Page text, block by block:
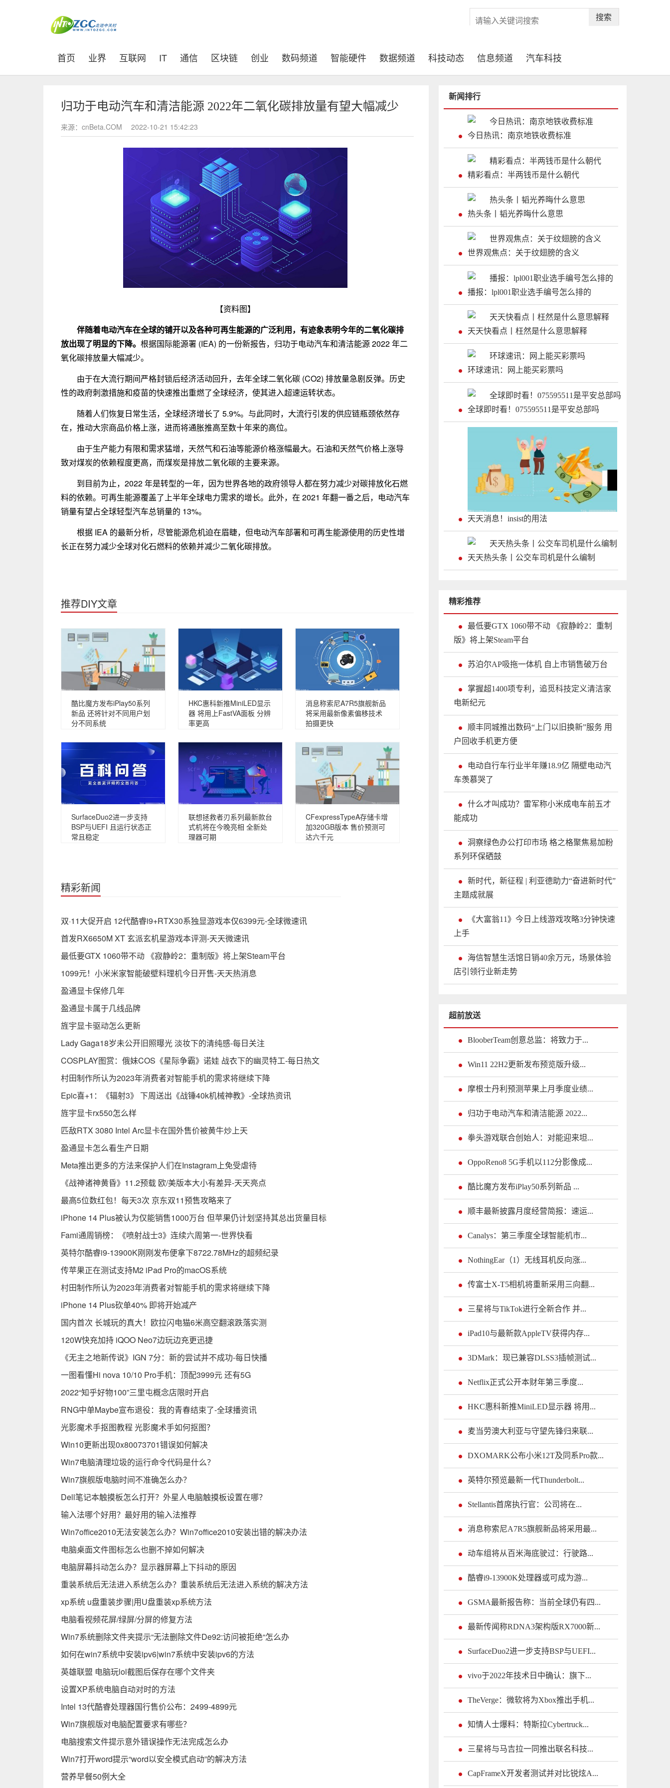
搜索
首页 (current)
业界 互联网 IT 通信 区块链 创业 数码频道 智能硬件 数据频道 科技动态 信息频道 汽车科技
归功于电动汽车和清洁能源 2022年二氧化碳排放量有望大幅减少
来源：cnBeta.COM 2022-10-21 15:42:23
【资料图】
伴随着电动汽车在全球的铺开以及各种可再生能源的广泛利用，有迹象表明今年的二氧化碳排
放出现了明显的下降。 根据国际能源署 (IEA) 的一份新报告，归功于电动汽车和清洁能源 2022 年二
氧化碳排放量大幅减少。
由于在大流行期间严格封锁后经济活动回升，去年全球二氧化碳 (CO2) 排放量急剧反弹。历史
性的政府刺激措施和疫苗的快速推出重燃了全球经济，使其进入超速运转状态。
随着人们恢复日常生活，全球经济增长了 5.9%。与此同时，大流行引发的供应链瓶颈依然存
在，推动大宗商品价格上涨，进而将通胀推高至数十年来的高位。
由于生产能力有限和需求猛增，天然气和石油等能源价格涨幅最大。石油和天然气价格上涨导
致对煤炭的依赖程度更高，而煤炭是排放二氧化碳的主要来源。
到目前为止，2022 年是转型的一年，因为世界各地的政府领导人都在努力减少对碳排放化石燃
料的依赖。可再生能源覆盖了上半年全球电力需求的增长。此外，在 2021 年翻一番之后，电动汽车
销量有望占全球轻型汽车总销量的 13%。
根据 IEA 的最新分析，尽管能源危机迫在眉睫，但电动汽车部署和可再生能源使用的历史性增
长正在努力减少全球对化石燃料的依赖并减少二氧化碳排放。
推荐DIY文章
酷比魔方发布iPlay50系列
新品 还将针对不同用户划
分不同系统
HKC惠科新推MiniLED显示
器 将用上FastVA面板 分辨
率更高
消息称索尼A7R5旗舰新品
将采用最新像素偏移技术
拍摄更快
SurfaceDuo2进一步支持
BSP与UEFI 且运行状态正
常且稳定
联想拯救者刃系列最新款台
式机将在今晚亮相 全新处
理器可期
CFexpressTypeA存储卡增
加320GB版本 售价预测可
达六千元
精彩新闻
双·11大促开启 12代酷睿i9+RTX30系独显游戏本仅6399元-全球微速讯
首发RX6650M XT 玄派玄机星游戏本评测-天天微速讯
最低要GTX 1060带不动 《寂静岭2：重制版》将上架Steam平台
1099元！小米米家智能破壁料理机今日开售-天天热消息
盈通显卡保修几年
盈通显卡属于几线品牌
旌宇显卡驱动怎么更新
Lady Gaga18岁未公开旧照曝光 淡妆下的清纯感-每日关注
COSPLAY图赏：俄妹COS《星际争霸》诺娃 战衣下的幽灵特工-每日热文
村田制作所认为2023年消费者对智能手机的需求将继续下降
Epic喜+1：《辐射3》 下周送出《战锤40k机械神教》-全球热资讯
旌宇显卡rx550怎么样
匹敌RTX 3080 Intel Arc显卡在国外售价被黄牛炒上天
盈通显卡怎么看生产日期
Meta推出更多的方法来保护人们在Instagram上免受虐待
《战神诸神黄昏》11.2预载 欧/美版本大小有差异-天天亮点
最高5位数红包！每天3次 京东双11预售攻略来了
iPhone 14 Plus被认为仅能销售1000万台 但苹果仍计划坚持其总出货量目标
Fami通周销榜：《喷射战士3》连续六周第一-世界快看
英特尔酷睿i9-13900K刚刚发布便拿下8722.78MHz的超频纪录
传苹果正在测试支持M2 iPad Pro的macOS系统
村田制作所认为2023年消费者对智能手机的需求将继续下降
iPhone 14 Plus砍单40% 即将开始减产
国内首次 长城玩的真大！欧拉闪电猫6米高空翻滚跌落实测
120W快充加持 iQOO Neo7边玩边充更迅捷
《无主之地新传说》IGN 7分：新的尝试并不成功-每日快播
一图看懂Hi nova 10/10 Pro手机：顶配3999元 还有5G
2022“知乎好物100”三里屯概念店限时开启
RNG中单Maybe宣布退役：我的青春结束了-全球播资讯
光影魔术手抠图教程 光影魔术手如何抠图？
Win10更新出现0x80073701错误如何解决
Win7电脑清理垃圾的运行命令代码是什么？
Win7旗舰版电脑时间不准确怎么办？
Dell笔记本触摸板怎么打开？外星人电脑触摸板设置在哪？
输入法哪个好用？最好用的输入法推荐
Win7office2010无法安装怎么办？Win7office2010安装出错的解决办法
电脑桌面文件图标怎么也删不掉如何解决
电脑屏幕抖动怎么办？显示器屏幕上下抖动的原因
重装系统后无法进入系统怎么办？重装系统后无法进入系统的解决方法
xp系统 u盘重装步骤|用U盘重装xp系统方法
电脑看视频花屏/绿屏/分屏的修复方法
Win7系统删除文件夹提示“无法删除文件De92:访问被拒绝“怎么办
如何在win7系统中安装ipv6|win7系统中安装ipv6的方法
英雄联盟 电脑玩lol截图后保存在哪个文件夹
设置XP系统电脑自动对时的方法
Intel 13代酷睿处理器国行售价公布：2499-4899元
Win7旗舰版对电脑配置要求有哪些？
电脑搜索文件提示意外错误操作无法完成怎么办
Win7打开word提示“word以安全模式启动”的解决方法
营养早餐50例大全
新闻排行
今日热讯：南京地铁收费标准
精彩看点：半两钱币是什么朝代
热头条丨韬光养晦什么意思
世界观焦点：关于纹翅膀的含义
播报：lpl001职业选手编号怎么排的
天天快看点丨枉然是什么意思解释
环球速讯：网上能买彩票吗
全球即时看！075595511是平安总部吗
天天消息！insist的用法
天天热头条丨公交车司机是什么编制
精彩推荐
最低要GTX 1060带不动 《寂静岭2：重制
版》将上架Steam平台
苏泊尔AP吸拖一体机 自上市销售破万台
掌握超1400项专利，追觅科技定义清洁家
电新纪元
顺丰同城推出数码“上门以旧换新”服务 用
户回收手机更方便
电动自行车行业半年赚18.9亿 隔壁电动汽
车羡慕哭了
什么才叫成功？雷军称小米成电车前五才
能成功
洞察绿色办公打印市场 格之格聚焦易加粉
系列环保硒鼓
新时代，新征程 | 利亚德助力“奋进新时代”
主题成就展
《大富翁11》今日上线游戏攻略3分钟快速
上手
海信智慧生活馆日销40余万元，场景体验
店引领行业新走势
超前放送
BlooberTeam创意总监：将致力于...
Win11 22H2更新发布预览版升级...
摩根士丹利预测苹果上月季度业绩...
归功于电动汽车和清洁能源 2022...
拳头游戏联合创始人：对能迎来坦...
OppoReno8 5G手机以112分影像成...
酷比魔方发布iPlay50系列新品 ...
顺丰最新披露月度经营简报：速运...
Canalys：第三季度全球智能机市...
NothingEar（1）无线耳机反向涨...
传富士X-T5相机将重新采用三向翻...
三星将与TikTok进行全新合作 并...
iPad10与最新款AppleTV获得内存...
3DMark：现已兼容DLSS3插帧测试...
Netflix正式公开本财年第三季度...
HKC惠科新推MiniLED显示器 将用...
麦当劳澳大利亚与守望先锋归来联...
DXOMARK公布小米12T及同系Pro款...
英特尔预览最新一代Thunderbolt...
Stellantis首席执行官：公司将在...
消息称索尼A7R5旗舰新品将采用最...
动车组将从百米海底驶过：行驶路...
酷睿i9-13900K处理器或可成为游...
GSMA最新报告称：当前全球仍有四...
最新传闻称RDNA3架构版RX7000新...
SurfaceDuo2进一步支持BSP与UEFI...
vivo于2022年技术日中确认：旗下...
TheVerge：微软将为Xbox推出手机...
知情人士爆料：特斯拉Cybertruck...
三星将与马吉拉一同推出联名科技...
CapFrameX开发者测试并对比锐炫A...